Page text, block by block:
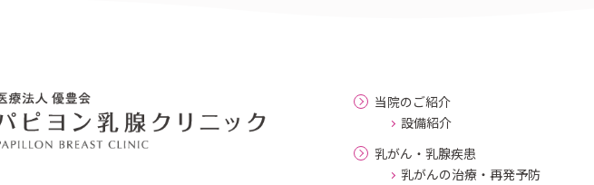
当院のご紹介
設備紹介
乳がん・乳腺疾患
乳がんの治療・再発予防